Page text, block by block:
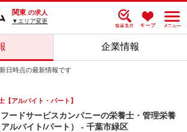
関東 の求人
▼エリア変更
企業情報
日時点の最新情報です
【アルバイト・パート】
ードサービスカンパニーの栄養士・管理栄養
ルバイト/パート） - 千葉市緑区